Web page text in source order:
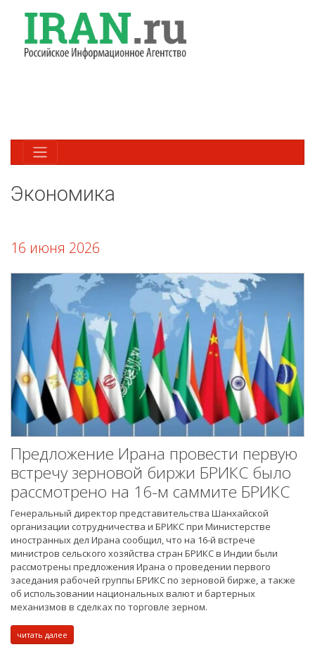
Экономика
16 июня 2026
Предложение Ирана провести первую
встречу зерновой биржи БРИКС было
рассмотрено на 16-м саммите БРИКС
Генеральный директор представительства Шанхайской
организации сотрудничества и БРИКС при Министерстве
иностранных дел Ирана сообщил, что на 16-й встрече
министров сельского хозяйства стран БРИКС в Индии были
рассмотрены предложения Ирана о проведении первого
заседания рабочей группы БРИКС по зерновой бирже, а также
об использовании национальных валют и бартерных
механизмов в сделках по торговле зерном.
читать далее